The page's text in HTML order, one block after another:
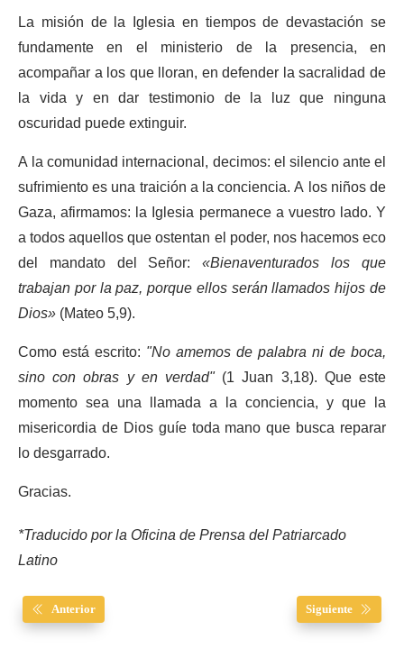
La misión de la Iglesia en tiempos de devastación se
fundamente en el ministerio de la presencia, en
acompañar a los que lloran, en defender la sacralidad de
la vida y en dar testimonio de la luz que ninguna
oscuridad puede extinguir.
A la comunidad internacional, decimos: el silencio ante el
sufrimiento es una traición a la conciencia. A los niños de
Gaza, afirmamos: la Iglesia permanece a vuestro lado. Y
a todos aquellos que ostentan el poder, nos hacemos eco
del mandato del Señor:«Bienaventurados los que
trabajan por la paz, porque ellos serán llamados hijos de
Dios»(Mateo 5,9).
Como está escrito: "No amemos de palabra ni de boca,
sino con obras y en verdad" (1 Juan 3,18). Que este
momento sea una llamada a la conciencia, y que la
misericordia de Dios guíe toda mano que busca reparar
lo desgarrado.
Gracias.
*Traducido por la Oficina de Prensa del Patriarcado
Latino
Anterior Siguiente